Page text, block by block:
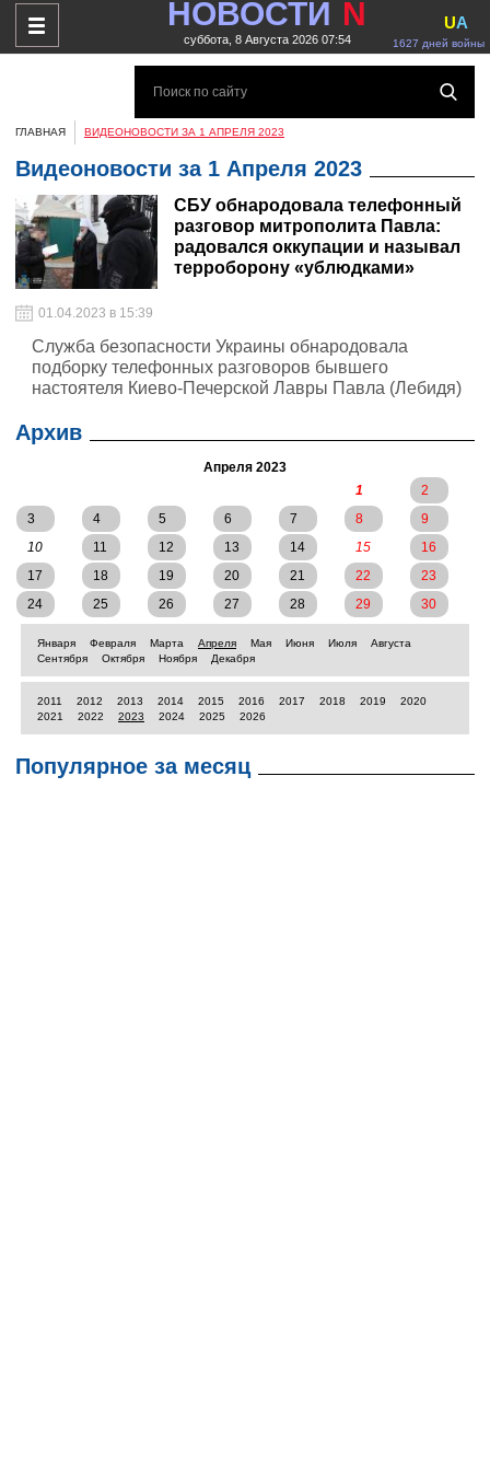
НОВОСТИ N
суббота, 8 Августа 2026 07:54 1627 дней войны
UA
ГЛАВНАЯ ВИДЕОНОВОСТИ ЗА 1 АПРЕЛЯ 2023
Видеоновости за 1 Апреля 2023
СБУ обнародовала телефонный
разговор митрополита Павла:
радовался оккупации и называл
терроборону «ублюдками»
01.04.2023 в 15:39
Служба безопасности Украины обнародовала
подборку телефонных разговоров бывшего
настоятеля Киево-Печерской Лавры Павла (Лебидя)
Архив
Апреля 2023
1
2
3
4 5 6 7 8
9
10
11 12 13 14 15
16
17
18 19 20 21 22
23
24
25 26 27 28 29 30
Января Февраля Марта Апреля Мая Июня Июля
Августа
Сентября
Октября Ноября Декабря
2011 2012 2013 2014 2015 2016 2017 2018 2019
2020
2021
2022 2023 2024 2025 2026
Популярное за месяц